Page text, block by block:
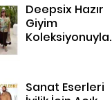
Deepsix Hazır
Giyim
Koleksiyonuyla
Sanat Eserleri